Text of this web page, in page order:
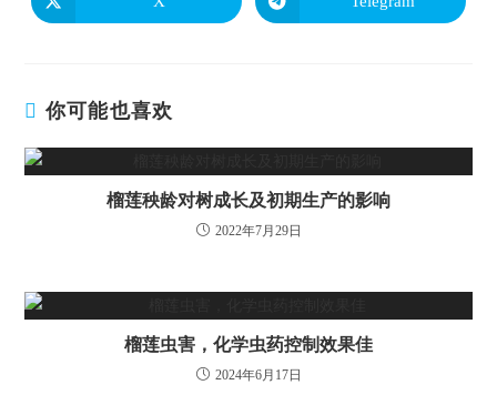
你可能也喜欢
榴莲秧龄对树成长及初期生产的影响
2022年7月29日
榴莲虫害，化学虫药控制效果佳
2024年6月17日